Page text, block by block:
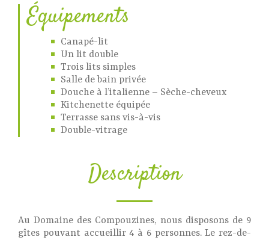
Équipements
Canapé-lit
Un lit double
Trois lits simples
Salle de bain privée
Douche à l’italienne – Sèche-cheveux
Kitchenette équipée
Terrasse sans vis-à-vis
Double-vitrage
Description
Au Domaine des Compouzines, nous disposons de 9
gîtes pouvant accueillir 4 à 6 personnes. Le rez-de-